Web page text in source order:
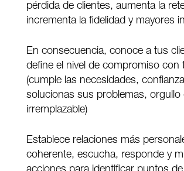
pérdida de clientes, aumenta la
incrementa la fidelidad y mayores
En consecuencia, conoce a tus
define el nivel de compromiso con
(cumple las necesidades,
solucionas sus problemas, orgullo
irremplazable)
Establece relaciones más
coherente, escucha, responde y